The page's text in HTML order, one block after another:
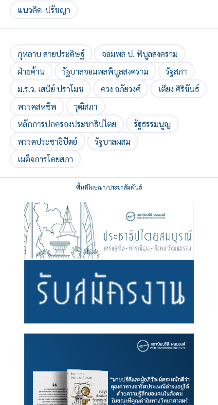
แนวคิด-ปรัชญา
กุหลาบ สายประดิษฐ์
จอมพล ป. พิบูลสงคราม
ฝ่ายค้าน
รัฐบาลจอมพลพิบูลสงคราม
รัฐสภา
ม.ร.ว. เสนีย์ ปราโมช
ควง อภัยวงศ์
เตียง ศิริขันธ์
พรรคสหชีพ
วุฒิสภา
หลักการปกครองประชาธิปไตย
รัฐธรรมนูญ
พรรคประชาธิปัตย์
รัฐบาลผสม
เผด็จการโดยสภา
พื้นที่โฆษณา/ประชาสัมพันธ์